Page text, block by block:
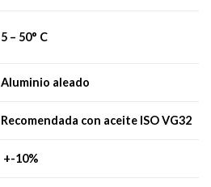
5 – 50° C
Aluminio aleado
Recomendada con aceite ISO VG32
+-10%